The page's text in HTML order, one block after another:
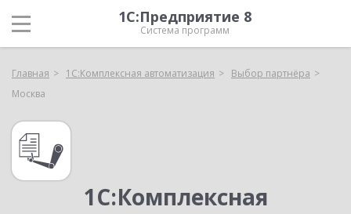
1С:Предприятие 8
Система программ
Главная 1С:Комплексная автоматизация
Выбор партнёра
Москва
1С:Комплексная